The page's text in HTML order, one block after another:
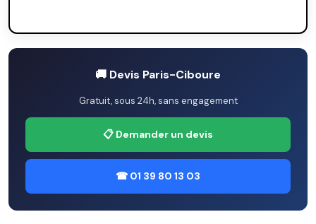
🚚 Devis Paris-Ciboure
Gratuit, sous 24h, sans engagement
📋 Demander un devis
☎ 01 39 80 13 03